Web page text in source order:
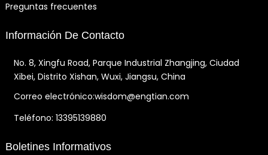
Preguntas frecuentes
Información De Contacto
No. 8, Xingfu Road, Parque Industrial Zhangjing, Ciudad
Xibei, Distrito Xishan, Wuxi, Jiangsu, China
Correo electrónico:wisdom@engtian.com
Teléfono: 13395139880
Boletines Informativos